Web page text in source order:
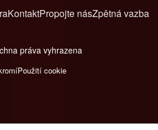
KontaktPropojte násZpětná vazba
práva vyhrazena
Použití cookie